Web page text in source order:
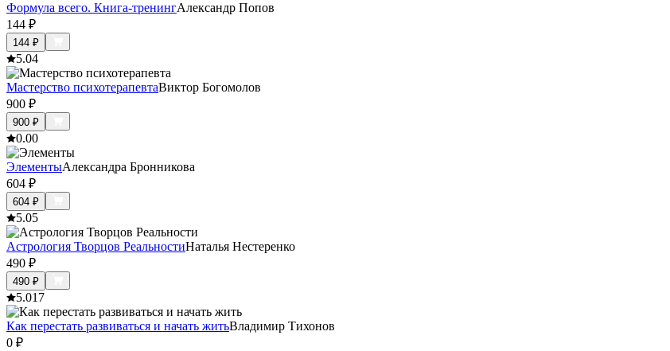
Формула всего. Книга-тренингАлександр Попов
144 ₽
144 ₽
5.04
Мастерство психотерапевтаВиктор Богомолов
900 ₽
900 ₽
0.00
ЭлементыАлександра Бронникова
604 ₽
604 ₽
5.05
Астрология Творцов РеальностиНаталья Нестеренко
490 ₽
490 ₽
5.017
Как‌ ‌перестать‌ ‌развиваться‌ и‌ ‌начать‌ ‌жить‌Владимир Тихонов
0 ₽